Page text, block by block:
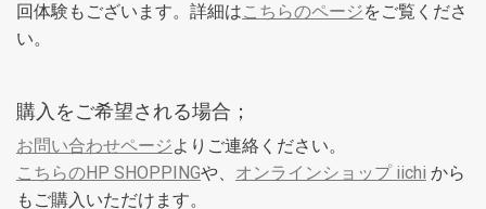
回体験もございます。詳細はこちらのページをご覧くださ
い。
購入をご希望される場合；
お問い合わせページよりご連絡ください。
こちらのHP SHOPPINGや、 オンラインショップ iichi から
もご購入いただけます。